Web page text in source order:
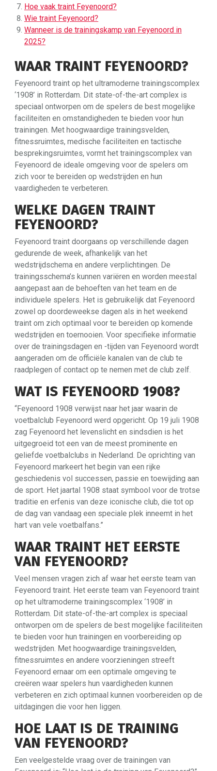
Hoe vaak traint Feyenoord?
Wie traint Feyenoord?
Wanneer is de trainingskamp van Feyenoord in
2025?
WAAR TRAINT FEYENOORD?
Feyenoord traint op het ultramoderne trainingscomplex
‘1908’ in Rotterdam. Dit state-of-the-art complex is
speciaal ontworpen om de spelers de best mogelijke
faciliteiten en omstandigheden te bieden voor hun
trainingen. Met hoogwaardige trainingsvelden,
fitnessruimtes, medische faciliteiten en tactische
besprekingsruimtes, vormt het trainingscomplex van
Feyenoord de ideale omgeving voor de spelers om
zich voor te bereiden op wedstrijden en hun
vaardigheden te verbeteren.
WELKE DAGEN TRAINT
FEYENOORD?
Feyenoord traint doorgaans op verschillende dagen
gedurende de week, afhankelijk van het
wedstrijdschema en andere verplichtingen. De
trainingsschema’s kunnen variëren en worden meestal
aangepast aan de behoeften van het team en de
individuele spelers. Het is gebruikelijk dat Feyenoord
zowel op doordeweekse dagen als in het weekend
traint om zich optimaal voor te bereiden op komende
wedstrijden en toernooien. Voor specifieke informatie
over de trainingsdagen en -tijden van Feyenoord wordt
aangeraden om de officiële kanalen van de club te
raadplegen of contact op te nemen met de club zelf.
WAT IS FEYENOORD 1908?
“Feyenoord 1908 verwijst naar het jaar waarin de
voetbalclub Feyenoord werd opgericht. Op 19 juli 1908
zag Feyenoord het levenslicht en sindsdien is het
uitgegroeid tot een van de meest prominente en
geliefde voetbalclubs in Nederland. De oprichting van
Feyenoord markeert het begin van een rijke
geschiedenis vol successen, passie en toewijding aan
de sport. Het jaartal 1908 staat symbool voor de trotse
traditie en erfenis van deze iconische club, die tot op
de dag van vandaag een speciale plek inneemt in het
hart van vele voetbalfans.”
WAAR TRAINT HET EERSTE
VAN FEYENOORD?
Veel mensen vragen zich af waar het eerste team van
Feyenoord traint. Het eerste team van Feyenoord traint
op het ultramoderne trainingscomplex ‘1908’ in
Rotterdam. Dit state-of-the-art complex is speciaal
ontworpen om de spelers de best mogelijke faciliteiten
te bieden voor hun trainingen en voorbereiding op
wedstrijden. Met hoogwaardige trainingsvelden,
fitnessruimtes en andere voorzieningen streeft
Feyenoord ernaar om een optimale omgeving te
creëren waar spelers hun vaardigheden kunnen
verbeteren en zich optimaal kunnen voorbereiden op de
uitdagingen die voor hen liggen.
HOE LAAT IS DE TRAINING
VAN FEYENOORD?
Een veelgestelde vraag over de trainingen van